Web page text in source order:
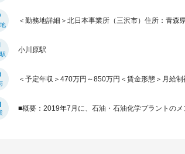
＜勤務地詳細＞北日本事業所（三沢市）住所：青
小川原駅
＜予定年収＞470万円～850万円＜賃金形態＞月給
■概要：2019年7月に、石油・石油化学プラントの